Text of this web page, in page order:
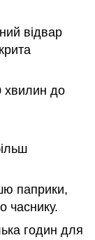
відвар
хвилин до
паприки,
часнику.
годин для